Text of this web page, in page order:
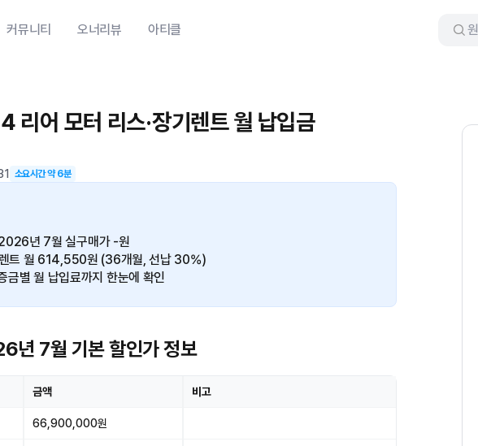
커뮤니티 오너리뷰 아티클
리어 모터 리스·장기렌트 월 납입금
소요시간 약6분
년 7월 실구매가 -원
트 월 614,550원 (36개월, 선납 30%)
금별 월 납입료까지 한눈에 확인
년 7월 기본 할인가 정보
금액 비고
66,900,000원